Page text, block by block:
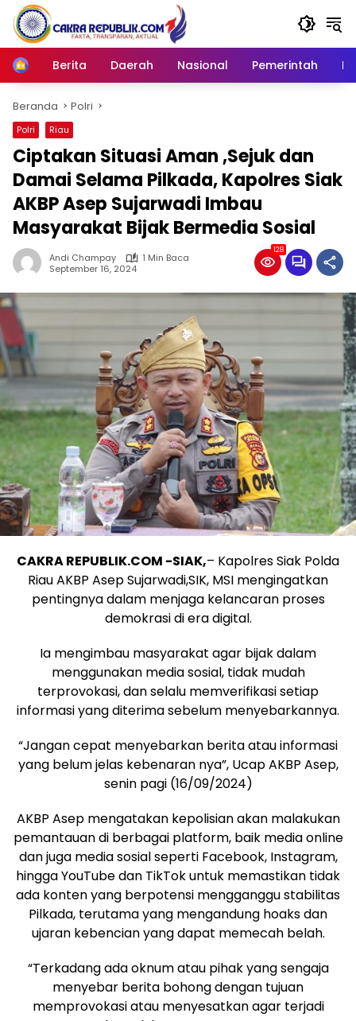
Langsung
konten
Home
Berita Daerah Nasional Pemerintah
Beranda Polri
Polri Riau
Ciptakan Situasi Aman ,Sejuk dan
Damai Selama Pilkada, Kapolres Siak
AKBP Asep Sujarwadi Imbau
Masyarakat Bijak Bermedia Sosial
Andi Champay
1 Min Baca
September 16, 2024
128
CAKRA REPUBLIK.COM -SIAK,– Kapolres Siak Polda
Riau AKBP Asep Sujarwadi,SIK, MSI mengingatkan
pentingnya dalam menjaga kelancaran proses
demokrasi di era digital.
Ia mengimbau masyarakat agar bijak dalam
menggunakan media sosial, tidak mudah
terprovokasi, dan selalu memverifikasi setiap
informasi yang diterima sebelum menyebarkannya.
“Jangan cepat menyebarkan berita atau informasi
yang belum jelas kebenaran nya”, Ucap AKBP Asep,
senin pagi (16/09/2024)
AKBP Asep mengatakan kepolisian akan malakukan
pemantauan di berbagai platform, baik media online
dan juga media sosial seperti Facebook, Instagram,
hingga YouTube dan TikTok untuk memastikan tidak
ada konten yang berpotensi mengganggu stabilitas
Pilkada, terutama yang mengandung hoaks dan
ujaran kebencian yang dapat memecah belah.
“Terkadang ada oknum atau pihak yang sengaja
menyebar berita bohong dengan tujuan
memprovokasi atau menyesatkan agar terjadi